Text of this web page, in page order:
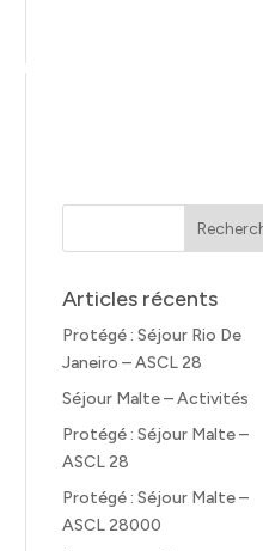
Offres spéciales
Articles récents
Protégé : Séjour Rio De
Janeiro – ASCL 28
Séjour Malte – Activités
Protégé : Séjour Malte –
ASCL 28
Protégé : Séjour Malte –
ASCL 28000